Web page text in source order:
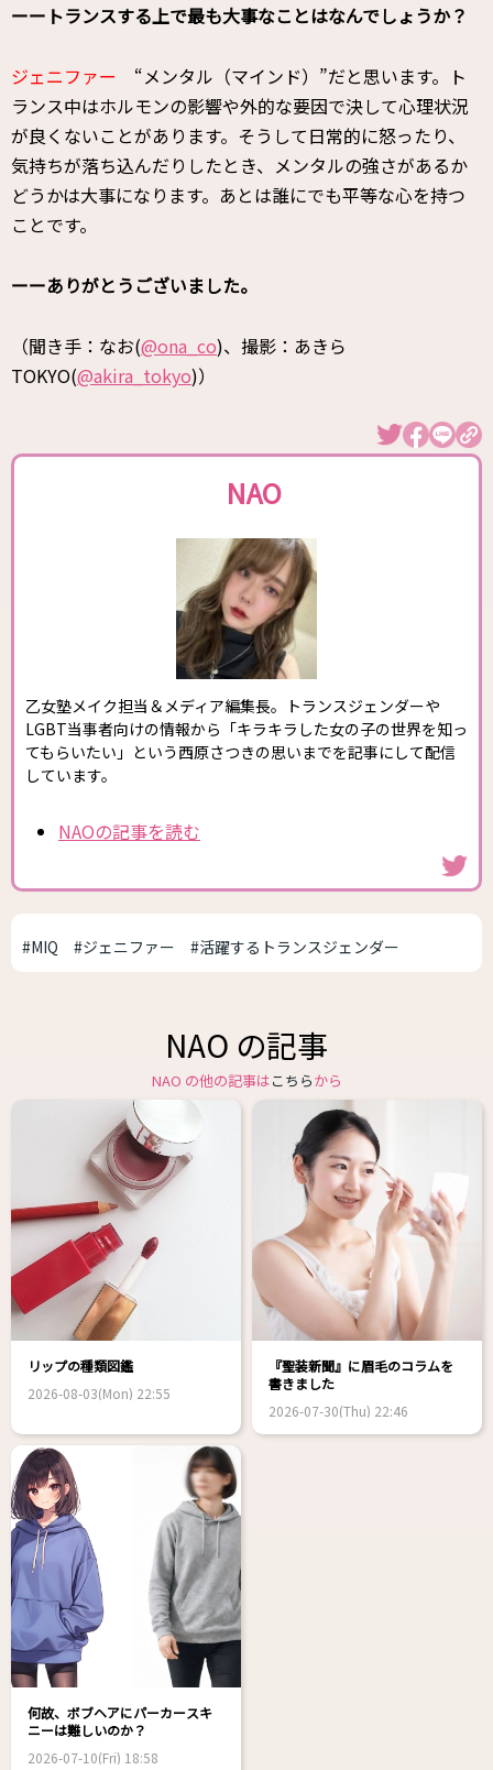
ーートランスする上で最も大事なことはなんでしょうか？
ジェニファー “メンタル（マインド）”だと思います。ト
ランス中はホルモンの影響や外的な要因で決して心理状況
が良くないことがあります。そうして日常的に怒ったり、
気持ちが落ち込んだりしたとき、メンタルの強さがあるか
どうかは大事になります。あとは誰にでも平等な心を持つ
ことです。
ーーありがとうございました。
（聞き手：なお(@ona_co)、撮影：あきら
TOKYO(@akira_tokyo)）
NAO
乙女塾メイク担当＆メディア編集長。トランスジェンダーや
LGBT当事者向けの情報から「キラキラした女の子の世界を知っ
てもらいたい」という西原さつきの思いまでを記事にして配信
しています。
NAOの記事を読む
#MIQ #ジェニファー #活躍するトランスジェンダー
NAO の記事
NAO の他の記事はこちらから
リップの種類図鑑
2026-08-03(Mon) 22:55
『聖装新聞』に眉毛のコラムを
書きました
2026-07-30(Thu) 22:46
何故、ボブヘアにパーカースキ
ニーは難しいのか？
2026-07-10(Fri) 18:58